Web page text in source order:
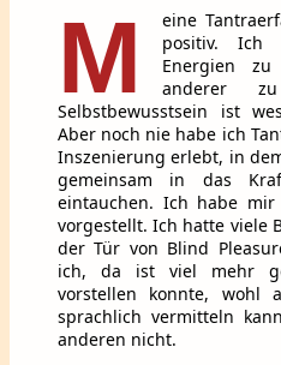
M
eine
positiv. Ich
Energien
anderer
Selbstbewusstsein ist
Aber noch nie habe ich
Inszenierung erlebt, in
gemeinsam in das
eintauchen. Ich habe
vorgestellt. Ich hatte viele
der Tür von Blind
ich, da ist viel mehr
vorstellen konnte, wohl
sprachlich vermitteln
anderen nicht.